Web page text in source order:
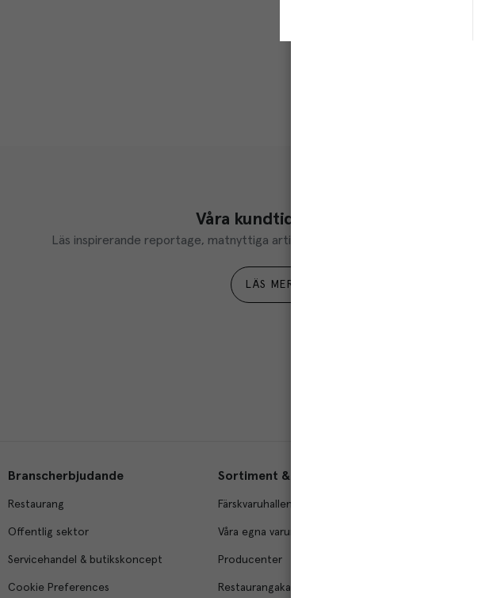
Våra kundtidningar
Läs inspirerande reportage, matnyttiga artiklar och ta del av aktuella kampanjer.
LÄS MER
Branscherbjudande
Restaurang
Offentlig sektor
Servicehandel & butikskoncept
Cookie Preferences
Sortiment & tjänster
Färskvaruhallen
Våra egna varumärken
Producenter
Restaurangakademien